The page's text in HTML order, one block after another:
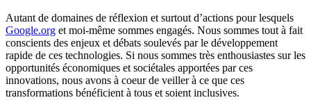
Autant de domaines de réflexion et surtout d’actions pour lesquels
Google.org et moi-même sommes engagés. Nous sommes tout à fait
conscients des enjeux et débats soulevés par le développement
rapide de ces technologies. Si nous sommes très enthousiastes sur les
opportunités économiques et sociétales apportées par ces
innovations, nous avons à coeur de veiller à ce que ces
transformations bénéficient à tous et soient inclusives.